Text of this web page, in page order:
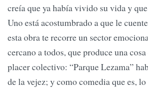
creía que ya había vivido su vida y
Uno está acostumbrado a que le
esta obra te recorre un sector
cercano a todos, que produce una
placer colectivo: “Parque Lezama”
de la vejez; y como comedia que es,